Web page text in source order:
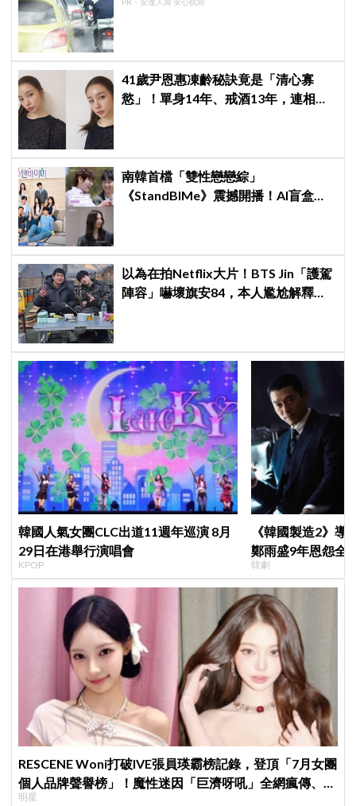
41歲尹恩惠凍齡秘訣竟是「清心寡
慾」！單身14年、戒酒13年，連相親
南韓首檔「雙性戀戀綜」
《StandBIMe》震撼開播！AI盲盒配
以為在拍Netflix大片！BTS Jin「護駕
陣容」嚇壞旗安84，本人尷尬解釋：
韓國人氣女團CLC出道11週年巡演 8月
29日在港舉行演唱會
KPOP
《韓國製造2》導
鄭雨盛9年恩怨全
後？
韓劇
RESCENE Woni打破IVE張員瑛霸榜記錄，登頂「7月女團
個人品牌聲譽榜」！魔性迷因「巨濟呀吼」全網瘋傳、逆
襲Melon第一
明星